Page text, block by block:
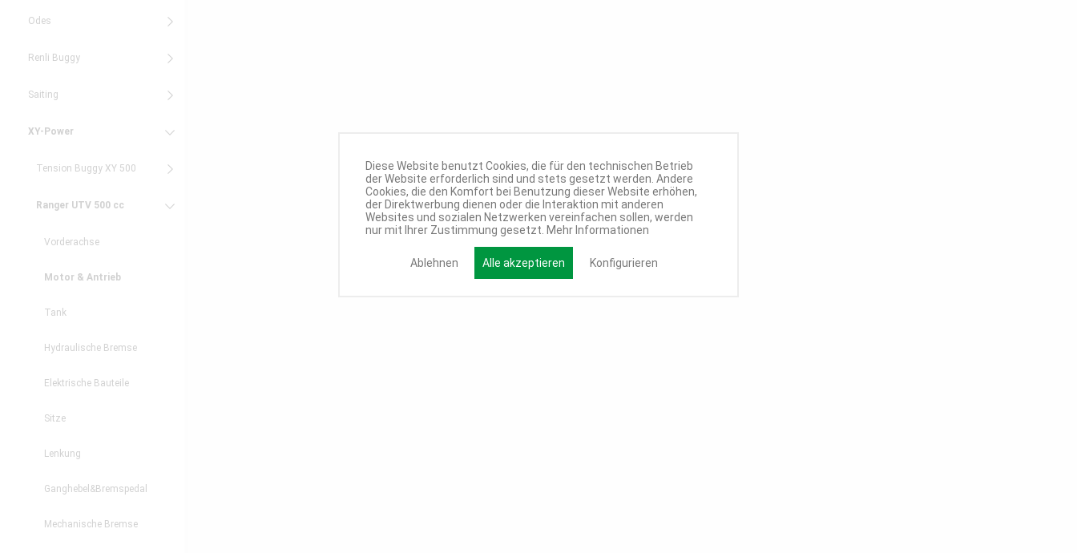
Odes
Renli Buggy
Saiting
XY-Power
Tension Buggy XY 500
Ranger UTV 500 cc
Vorderachse
Motor & Antrieb
Tank
Hydraulische Bremse
Elektrische Bauteile
Sitze
Lenkung
Ganghebel&Bremspedal
Mechanische Bremse
Diese Website benutzt Cookies, die für den technischen Betrieb
der Website erforderlich sind und stets gesetzt werden. Andere
Cookies, die den Komfort bei Benutzung dieser Website erhöhen,
der Direktwerbung dienen oder die Interaktion mit anderen
Websites und sozialen Netzwerken vereinfachen sollen, werden
nur mit Ihrer Zustimmung gesetzt. Mehr Informationen
Ablehnen Alle akzeptieren Konfigurieren